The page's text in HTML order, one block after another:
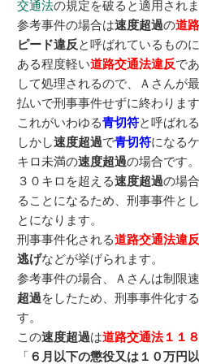
交通法の規定を破ると適用されま
参考事件の場合は速度超過の道
ピード違反と呼ばれているもの
ある程度軽い道路交通法違反で
して処理されるので、Ａさんが
払いで刑事事件せずに終わります
これがいわゆる青切符と呼ばれ
しかし速度超過で青切符になる
キロ未満の速度超過の場合です。
３０キロを超える速度超過の場
ることになるため、刑事事件と
とになります。
刑事事件化される道路交通法違反
逃げなどが挙げられます。
参考事件の場合、Ａさんは制限
超過をしたため、刑事事件化す
す。
この速度超過は道路交通法１１
「 ６月以下の懲役又は１０万円